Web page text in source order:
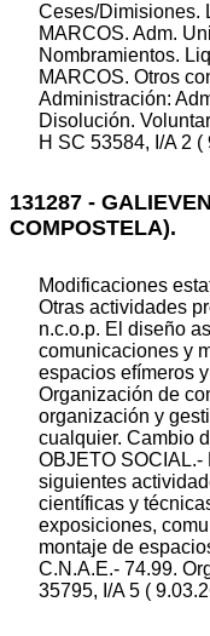
Ceses/Dimisiones.
MARCOS. Adm.
Nombramientos.
MARCOS. Otros
Administración:
Disolución.
H SC 53584, I/A 2 (
131287 -
COMPOSTELA).
Modificaciones
Otras actividades
n.c.o.p. El diseño
comunicaciones y
espacios efímeros
Organización de
organización y
cualquier. Cambio
OBJETO
siguientes
científicas y
exposiciones,
montaje de
C.N.A.E.- 74.99.
35795, I/A 5 (